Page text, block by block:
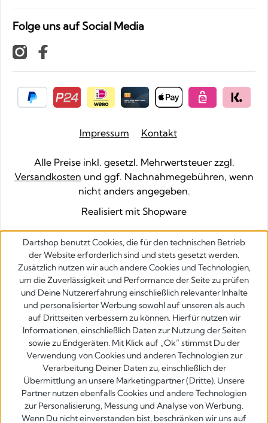
Folge uns auf Social Media
Impressum Kontakt
Alle Preise inkl. gesetzl. Mehrwertsteuer zzgl.
Versandkosten und ggf. Nachnahmegebühren, wenn
nicht anders angegeben.
Realisiert mit Shopware
Dartshop benutzt Cookies, die für den technischen Betrieb
der Website erforderlich sind und stets gesetzt werden.
Zusätzlich nutzen wir auch andere Cookies und Technologien,
um die Zuverlässigkeit und Performance der Seite zu prüfen
und Deine Nutzererfahrung einschließlich relevanter Inhalte
und personalisierter Werbung sowohl auf unseren als auch
auf Drittseiten verbessern zu können. Hierfür nutzen wir
Informationen, einschließlich Daten zur Nutzung der Seiten
sowie zu Endgeräten. Mit Klick auf „Ok” stimmst Du der
Verwendung von Cookies und anderen Technologien zur
Verarbeitung Deiner Daten zu, einschließlich der
Übermittlung an unsere Marketingpartner (Dritte). Unsere
Partner nutzen ebenfalls Cookies und andere Technologien
zur Personalisierung, Messung und Analyse von Werbung.
Wenn Du nicht einverstanden bist, beschränken wir uns auf